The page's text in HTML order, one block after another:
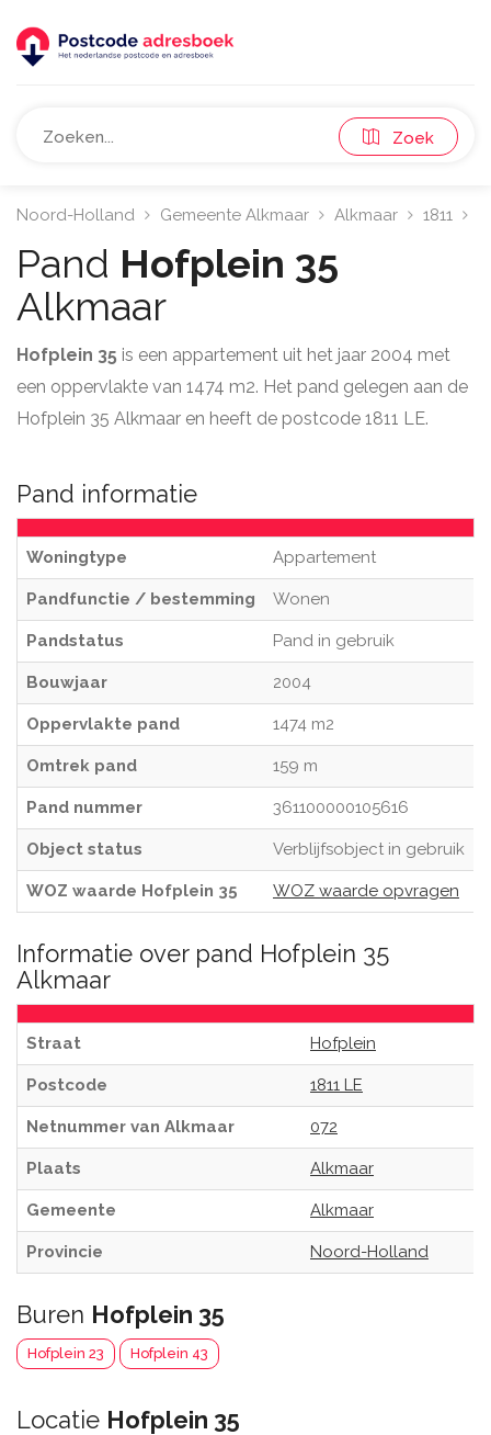
Zoek
Noord-Holland Gemeente Alkmaar Alkmaar 1811
Pand Hofplein 35
Alkmaar
Hofplein 35 is een appartement uit het jaar 2004 met
een oppervlakte van 1474 m2. Het pand gelegen aan de
Hofplein 35 Alkmaar en heeft de postcode 1811 LE.
Pand informatie
Woningtype Appartement
Pandfunctie / bestemming Wonen
Pandstatus Pand in gebruik
Bouwjaar 2004
Oppervlakte pand 1474 m2
Omtrek pand 159 m
Pand nummer 361100000105616
Object status Verblijfsobject in gebruik
WOZ waarde Hofplein 35 WOZ waarde opvragen
Informatie over pand Hofplein 35
Alkmaar
Straat Hofplein
Postcode 1811 LE
Netnummer van Alkmaar 072
Plaats Alkmaar
Gemeente Alkmaar
Provincie Noord-Holland
Buren Hofplein 35
Hofplein 23 Hofplein 43
Locatie Hofplein 35